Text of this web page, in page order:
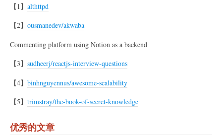
【1】 althttpd
【2】 ousmanedev/akwaba
Commenting platform using Notion as a backend
【3】 sudheerj/reactjs-interview-questions
【4】 binhnguyennus/awesome-scalability
【5】 trimstray/the-book-of-secret-knowledge
优秀的文章